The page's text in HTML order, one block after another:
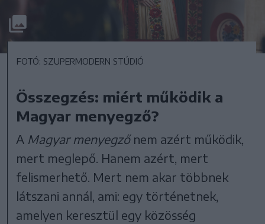
FOTÓ: SZUPERMODERN STÚDIÓ
Összegzés: miért működik a
Magyar menyegző?
A Magyar menyegzőnem azért működik,
mert meglepő. Hanem azért, mert
felismerhető. Mert nem akar többnek
látszani annál, ami: egy történetnek,
amelyen keresztül egy közösség